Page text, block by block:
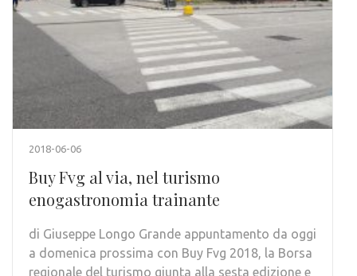
2018-06-06
Buy Fvg al via, nel turismo
enogastronomia trainante
di Giuseppe Longo Grande appuntamento da oggi
a domenica prossima con Buy Fvg 2018, la Borsa
regionale del turismo giunta alla sesta edizione e